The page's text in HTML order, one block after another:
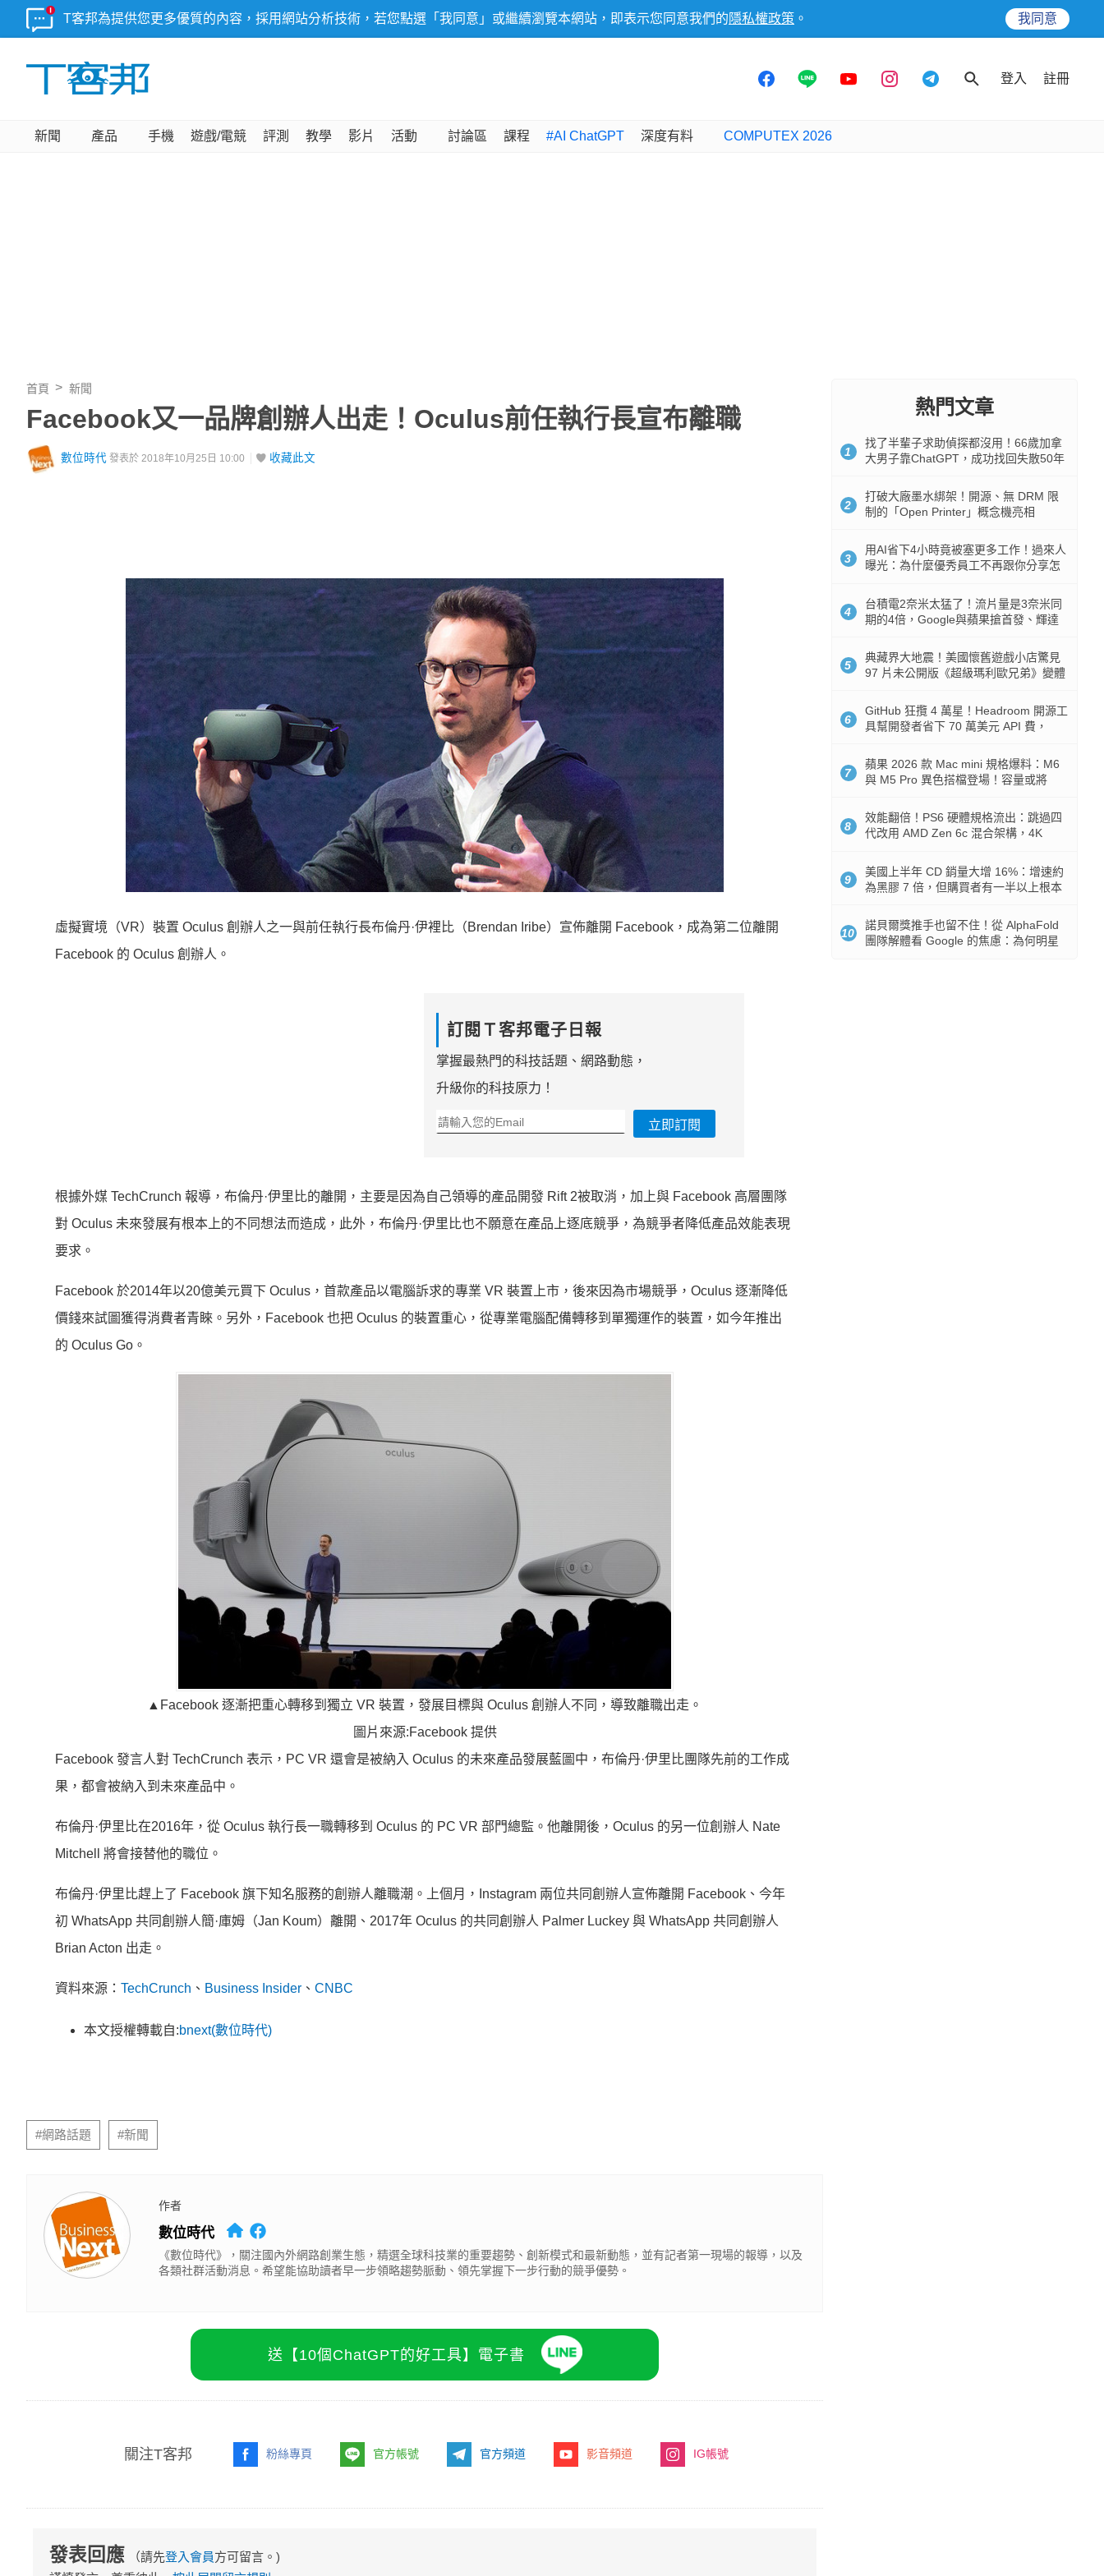
T客邦為提供您更多優質的內容，採用網站分析技術，若您點選「我同意」或繼續瀏覽本網站，即表示您同意我們的 隱私權政策 。 我同意
登入 註冊
新聞 產品 手機 遊戲/電競 評測 教學 影片 活動 討論區 課程 #AI ChatGPT 深度有料 COMPUTEX 2026
首頁 新聞
Facebook又一品牌創辦人出走！Oculus前任執行長宣布離職
數位時代 發表於 2018年10月25日 10:00 收藏此文
虛擬實境（VR）裝置 Oculus 創辦人之一與前任執行長布倫丹·伊裡比（Brendan Iribe）宣佈離開 Facebook，成為第二位離開
Facebook 的 Oculus 創辦人。
訂閱Ｔ客邦電子日報
掌握最熱門的科技話題、網路動態，
升級你的科技原力！
立即訂閱
根據外媒 TechCrunch 報導，布倫丹·伊里比的離開，主要是因為自己領導的產品開發 Rift 2被取消，加上與 Facebook 高層團隊
對 Oculus 未來發展有根本上的不同想法而造成，此外，布倫丹·伊里比也不願意在產品上逐底競爭，為競爭者降低產品效能表現
要求。
Facebook 於2014年以20億美元買下 Oculus，首款產品以電腦訴求的專業 VR 裝置上市，後來因為市場競爭，Oculus 逐漸降低
價錢來試圖獲得消費者青睞。另外，Facebook 也把 Oculus 的裝置重心，從專業電腦配備轉移到單獨運作的裝置，如今年推出
的 Oculus Go。
▲Facebook 逐漸把重心轉移到獨立 VR 裝置，發展目標與 Oculus 創辦人不同，導致離職出走。
圖片來源:Facebook 提供
Facebook 發言人對 TechCrunch 表示，PC VR 還會是被納入 Oculus 的未來產品發展藍圖中，布倫丹·伊里比團隊先前的工作成
果，都會被納入到未來產品中。
布倫丹·伊里比在2016年，從 Oculus 執行長一職轉移到 Oculus 的 PC VR 部門總監。他離開後，Oculus 的另一位創辦人 Nate
Mitchell 將會接替他的職位。
布倫丹·伊里比趕上了 Facebook 旗下知名服務的創辦人離職潮。上個月，Instagram 兩位共同創辦人宣佈離開 Facebook、今年
初 WhatsApp 共同創辦人簡·庫姆（Jan Koum）離開、2017年 Oculus 的共同創辦人 Palmer Luckey 與 WhatsApp 共同創辦人
Brian Acton 出走。
資料來源： TechCrunch 、 Business Insider 、 CNBC
本文授權轉載自:bnext(數位時代)
#網路話題 #新聞
作者
數位時代
《數位時代》，關注國內外網路創業生態，精選全球科技業的重要趨勢、創新模式和最新動態，並有記者第一現場的報導，以及
各類社群活動消息。希望能協助讀者早一步領略趨勢脈動、領先掌握下一步行動的競爭優勢。
送【10個ChatGPT的好工具】電子書
關注T客邦 粉絲專頁 官方帳號 官方頻道 影音頻道 IG帳號
發表回應 （請先登入會員方可留言。)
熱門文章
1
找了半輩子求助偵探都沒用！66歲加拿
大男子靠ChatGPT，成功找回失散50年
2
打破大廠墨水綁架！開源、無 DRM 限
制的「Open Printer」概念機亮相
3
用AI省下4小時竟被塞更多工作！過來人
曝光：為什麼優秀員工不再跟你分享怎
4
台積電2奈米太猛了！流片量是3奈米同
期的4倍，Google與蘋果搶首發、輝達
5
典藏界大地震！美國懷舊遊戲小店驚見
97 片未公開版《超級瑪利歐兄弟》變體
6
GitHub 狂攬 4 萬星！Headroom 開源工
具幫開發者省下 70 萬美元 API 費，
7
蘋果 2026 款 Mac mini 規格爆料：M6
與 M5 Pro 異色搭檔登場！容量或將
8
效能翻倍！PS6 硬體規格流出：跳過四
代改用 AMD Zen 6c 混合架構，4K
9
美國上半年 CD 銷量大增 16%：增速約
為黑膠 7 倍，但購買者有一半以上根本
10
諾貝爾獎推手也留不住！從 AlphaFold
團隊解體看 Google 的焦慮：為何明星